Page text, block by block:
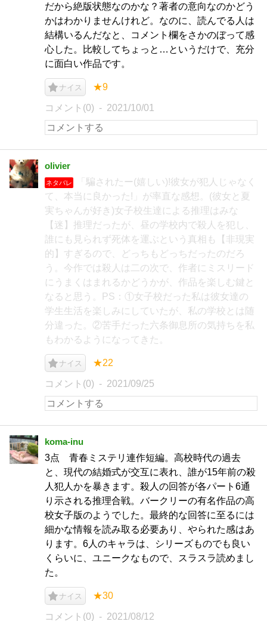
だから絶版状態なのかな？著者の意向なのかどう
かはわかりませんけれど。なのに、読んでる人は
結構いるんだなと、コメント欄をさかのぼって感
心した。比較してちょっと…というだけで、充分
に面白い作品です。
ナイス ★9
コメント(0) 2021/10/01
olivier
ネタバレ
「騙されたー(嬉しい)!彼女が犯人じゃなく
て、本当に良かった!」が率直な感想。(彼女と夏
実ちゃんが好き)女子校生達による推理はみな
【迷】推理だったが、昼の学校内で殺人を犯し、
誰にも見られず死体を運ぶという真相も【非現実
的】すぎるので、どっちもどっちだったのだろ
う。今作では殺人は二の次で、作者にミスリード
にうまくはまれるかどうかが、作品を楽しむ鍵と
なると思う。PS：①女子校だった私は彼女達の
学生生活を楽しみにしていたが、私の学校とは随
分違った。②苦手だった六条御息所の気持ちを私
もわかるようになってきた。
ナイス ★22
コメント(0) 2021/09/25
koma-inu
3点 青春ミステリ連作短編。高校時代の過去
と、現代の結婚式が交互に表れ、誰が15年前の殺
人犯人かを暴きます。殺人の回答が各パート6通
り示される推理合戦。バークリーの有名作品の高
校女子版のようでした。最終的な回答に至るには
細かな情報を読み取る必要あり、やられた感はあ
ります。6人のキャラは、シリーズものでも良い
くらいに、ユニークなもので、スラスラ読めまし
た。
ナイス ★30
コメント(0) 2021/08/12